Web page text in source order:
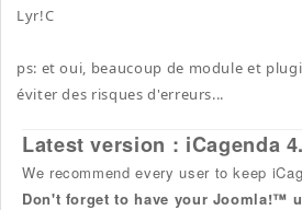
Lyr!C
ps: et oui, beaucoup de module et
éviter des risques d'erreurs...
Latest version : iCagenda
We recommend every user to keep
Don't forget to have your Joomla!™